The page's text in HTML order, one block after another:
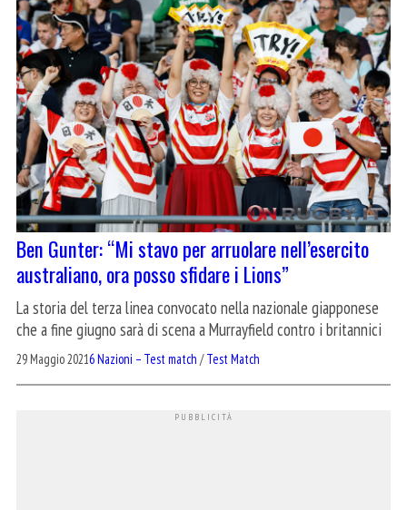
Ben Gunter: “Mi stavo per arruolare nell’esercito
australiano, ora posso sfidare i Lions”
La storia del terza linea convocato nella nazionale giapponese
che a fine giugno sarà di scena a Murrayfield contro i britannici
29 Maggio 20216 Nazioni – Test match /Test Match